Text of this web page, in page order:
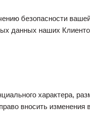
безопасности
данных наших
характера,
вносить изменения